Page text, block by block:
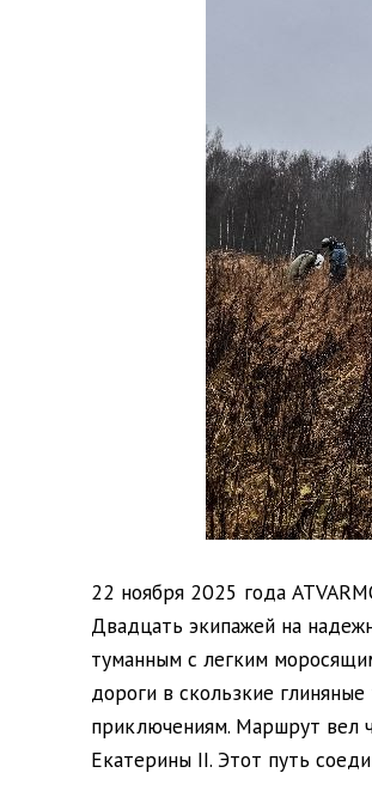
22 ноября 2025 года
Двадцать экипажей на
туманным с легким
дороги в скользкие
приключениям. Маршрут вел
Екатерины II. Этот путь